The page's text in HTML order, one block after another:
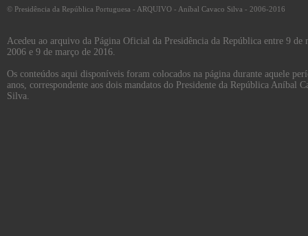
© Presidência da República Portuguesa - ARQUIVO - Aníbal Cavaco Silva - 2006-2016
Acedeu ao arquivo da Página Oficial da Presidência da República entre 9 de
2006 e 9 de março de 2016.
Os conteúdos aqui disponíveis foram colocados na página durante aquele
anos, correspondente aos dois mandatos do Presidente da República Aníbal
Silva.